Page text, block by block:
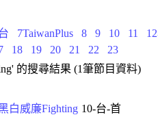
7TaiwanPlus 8 9 10 11
18 19 20 21 22
23
的搜尋結果 (1筆節目資料)
白威廉Fighting 10-台-首